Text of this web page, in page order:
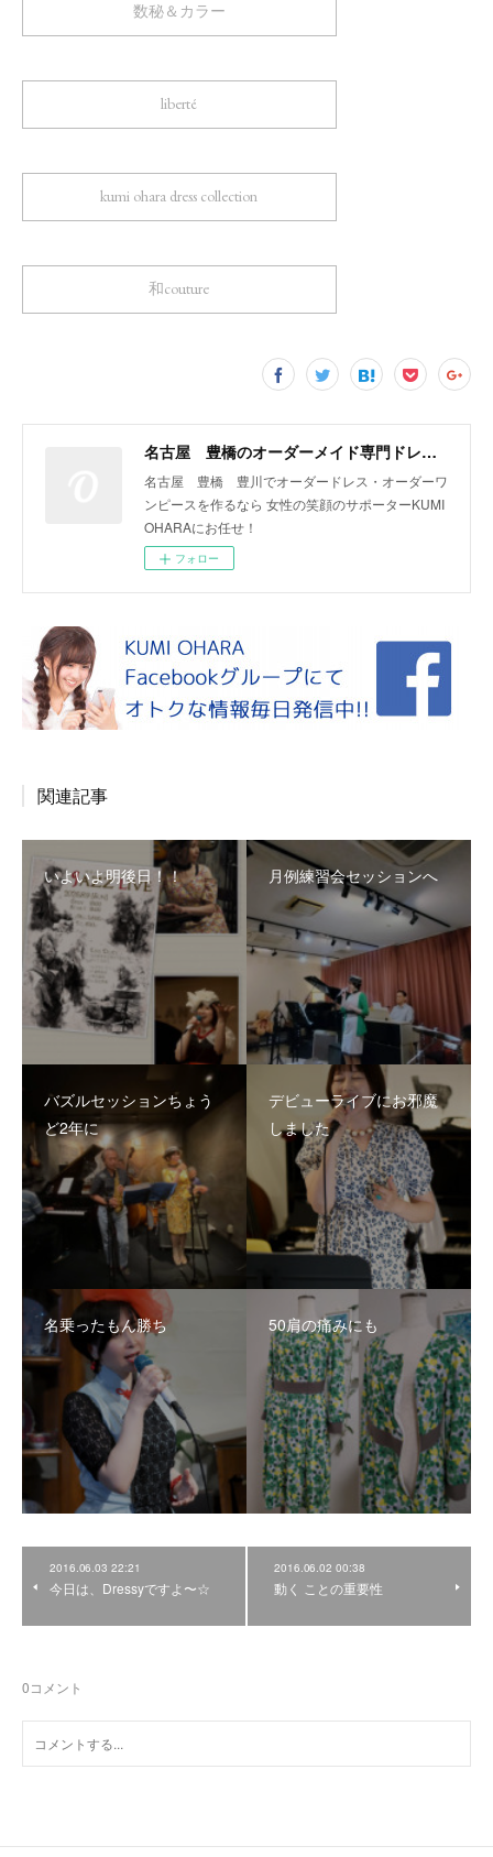
数秘＆カラー
liberté
kumi ohara dress collection
和couture
名古屋 豊橋のオーダーメイド専門ドレスデザイナー KUMI OHARA
名古屋 豊橋 豊川でオーダードレス・オーダーワ
ンピースを作るなら 女性の笑顔のサポーターKUMI
OHARAにお任せ！
フォロー
関連記事
いよいよ明後日！！ 月例練習会セッションへ
バズルセッションちょう
ど2年に
デビューライブにお邪魔
しました
名乗ったもん勝ち 50肩の痛みにも
2016.06.03 22:21
今日は、Dressyですよ〜☆
2016.06.02 00:38
動く ことの重要性
0コメント